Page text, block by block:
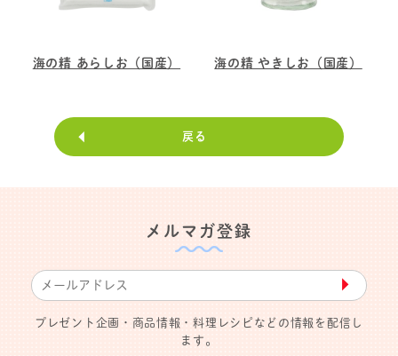
海の精 あらしお（国産） 海の精 やきしお（国産）
戻る
メルマガ登録
▶︎
プレゼント企画・商品情報・料理レシピなどの情報を配信し
ます。